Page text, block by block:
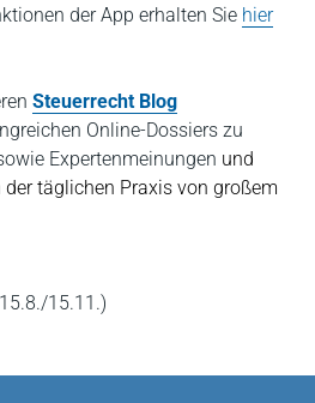
der App erhalten Sie hier
Steuerrecht Blog
Online-Dossiers zu
Expertenmeinungen und
der täglichen Praxis von großem
15.11.)